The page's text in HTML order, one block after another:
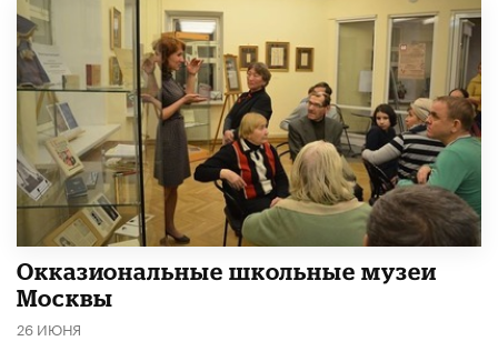
​Окказиональные школьные музеи
Москвы
26 ИЮНЯ